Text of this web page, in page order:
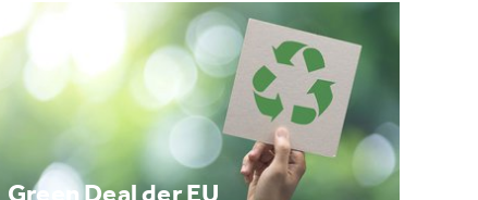
Green Deal der EU